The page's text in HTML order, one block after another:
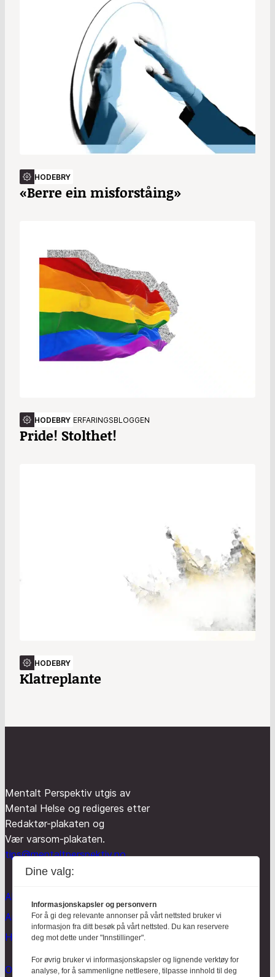
HODEBRY
«Berre ein misforståing»
HODEBRY ERFARINGSBLOGGEN
Pride! Stolthet!
HODEBRY
Klatreplante
Mentalt Perspektiv utgis av
Mental Helse og redigeres etter
Redaktør-plakaten og
Vær varsom-plakaten.
tips@mentaltperspektiv.no
Aktuelt
Anmeldt
Hodebry
Om oss
Dine valg:
Informasjonskapsler og personvern
For å gi deg relevante annonser på vårt nettsted bruker vi
informasjon fra ditt besøk på vårt nettsted. Du kan reservere
deg mot dette under "Innstillinger".
For øvrig bruker vi informasjonskapsler og lignende verktøy for
analyse, for å sammenligne nettlesere, tilpasse innhold til deg